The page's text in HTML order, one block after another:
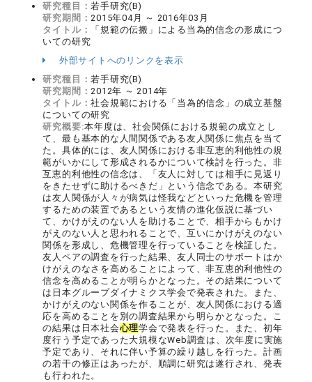
研究種目：若手研究(B)
研究期間：2015年04月 ～ 2016年03月
タイトル：
「規範の伝搬」による当為的信念の形成につ
いての研究
外部サイトへのリンクを表示
研究種目：若手研究(B)
研究期間：2012年 ～ 2014年
タイトル：社会規範における「当為的信念」の成立基盤
についての研究
研究概要:本年度は、社会関係における規範の成立とし
て、最も基本的な人間関係である友人関係に焦点を当て
た。具体的には、友人関係における非互恵的利他性の規
範がいかにして形成されるかについて検討を行った。非
互恵的利他性の信念は、「友人に対しては相手に見返り
をきたせずに助けるべきだ」という信念である。本研究
は友人関係が人々が病気は怪我などといった危機を管理
するための装置であるという友情の進化仮説に基づい
て、かけがえのない人を助けることで、相手からもかけ
がえのない人と思われることで、互いにかけがえのない
関係を形成し、危機管理を行っていることを検証した。
友人ペアの調査を行った結果、友人同士のサポートはか
けがえのなさを高めることによって、非互恵的利他性の
信念を高めることが明らかとなった。その結果について
は日本グループダイナミクス学会で発表された。また、
かけがえのない関係を作ることが、友人関係における適
応を高めることを別の調査結果から明らかとなった。こ
の結果は日本社会心理学会で発表を行った。また、初年
度行う予定であった大規模なWeb調査は、次年度に実施
予定であり、それに伴い予算の繰り越しを行った。計画
の若干の修正はあったが、順調に研究は遂行され、発表
も行われた。